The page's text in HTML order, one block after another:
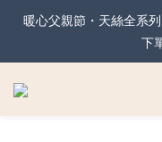
暖心父親節・天絲全系
下
暖心父親節・天絲全系
下
2026 全新 哈利波特寢